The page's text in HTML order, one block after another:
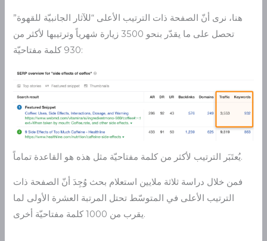
هنا، نرى أنّ الصفحة ذات الترتيب الأعلى “للآثار الجانبيّة للقهوة”
تحصل على ما يقدّر بنحو 3500 زيارة شهرياً وترتيبها لأكثر من
930 كلمة مفتاحيّة:
يُعتَبَر الترتيب لأكثر من كلمة مفتاحيّة مثل هذه هو القاعدة تماماً.
فمن خلال دراسة ثلاثة ملايين استعلام بحث وُجِدَ أنّ الصفحة ذات
الترتيب الأعلى في المتوسّط تحتل المرتبة العشرة الأولى لما
يقرب من 1000 كلمة مفتاحيّة أخرى.